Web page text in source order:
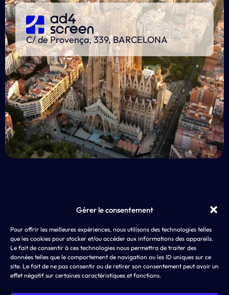
Gérer le consentement
Pour offrir les meilleures expériences, nous utilisons des technologies telles
que les cookies pour stocker et/ou accéder aux informations des appareils.
Le fait de consentir à ces technologies nous permettra de traiter des
données telles que le comportement de navigation ou les ID uniques sur ce
site. Le fait de ne pas consentir ou de retirer son consentement peut avoir un
effet négatif sur certaines caractéristiques et fonctions.
C/ de Provença, 339, BARCELONA
AD4SCREEN
8 rue de Choiseul
75002 PARIS
App
SEA